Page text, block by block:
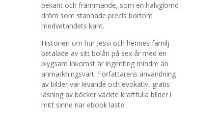
bekant och främmande, som en halvglömd
dröm som stannade precis bortom
medvetandets kant.
Historien om hur Jessi och hennes familj
betalade av sitt bolån på sex år med en
blygsam inkomst är ingenting mindre än
anmärkningsvärt. Författarens användning
av bilder var levande och evokativ, gratis
läsning av böcker väckte kraftfulla bilder i
mitt sinne när ebook läste.